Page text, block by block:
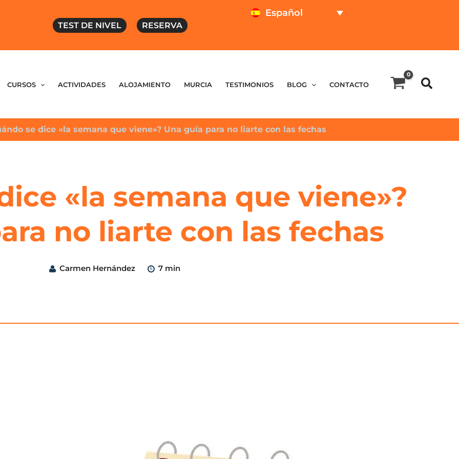
TEST DE NIVEL RESERVA
Español
CURSOS ACTIVIDADES ALOJAMIENTO MURCIA TESTIMONIOS BLOG CONTACTO
se dice «la semana que viene»? Una guía para no liarte con las fechas
«la semana que viene»?
no liarte con las fechas
Carmen Hernández 7 min